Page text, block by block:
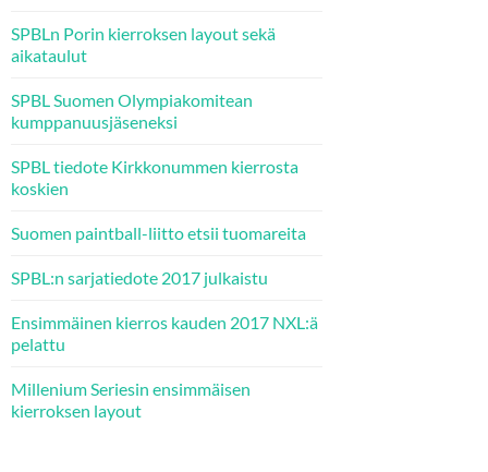
SPBLn Porin kierroksen layout sekä
aikataulut
SPBL Suomen Olympiakomitean
kumppanuusjäseneksi
SPBL tiedote Kirkkonummen kierrosta
koskien
Suomen paintball-liitto etsii tuomareita
SPBL:n sarjatiedote 2017 julkaistu
Ensimmäinen kierros kauden 2017 NXL:ä
pelattu
Millenium Seriesin ensimmäisen
kierroksen layout